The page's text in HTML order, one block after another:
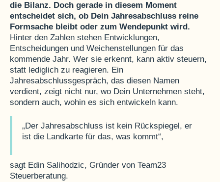
die Bilanz. Doch gerade in diesem Moment
entscheidet sich, ob Dein Jahresabschluss reine
Formsache bleibt oder zum Wendepunkt wird.
Hinter den Zahlen stehen Entwicklungen,
Entscheidungen und Weichenstellungen für das
kommende Jahr. Wer sie erkennt, kann aktiv steuern,
statt lediglich zu reagieren. Ein
Jahresabschlussgespräch, das diesen Namen
verdient, zeigt nicht nur, wo Dein Unternehmen steht,
sondern auch, wohin es sich entwickeln kann.
„Der Jahresabschluss ist kein Rückspiegel, er
ist die Landkarte für das, was kommt“,
sagt Edin Salihodzic, Gründer von Team23
Steuerberatung.